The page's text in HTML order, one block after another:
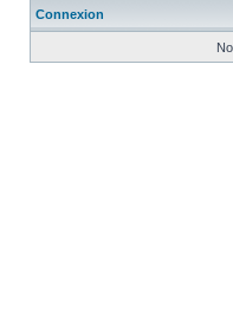
Connexion